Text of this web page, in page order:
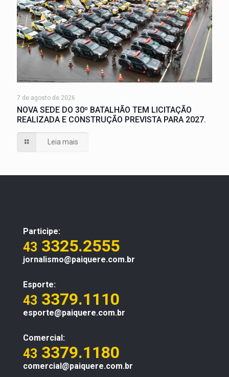
7 de agosto de 2026
NOVA SEDE DO 30º BATALHÃO TEM LICITAÇÃO
REALIZADA E CONSTRUÇÃO PREVISTA PARA 2027.
Leia mais
Participe:
43 3325.2555
jornalismo@paiquere.com.br
Esporte:
43 3379.1110
esporte@paiquere.com.br
Comercial:
43 3379.1180
comercial@paiquere.com.br